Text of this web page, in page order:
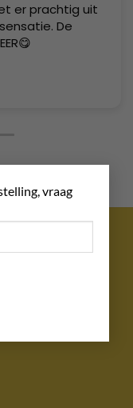
vraag
er prachtig uit
De